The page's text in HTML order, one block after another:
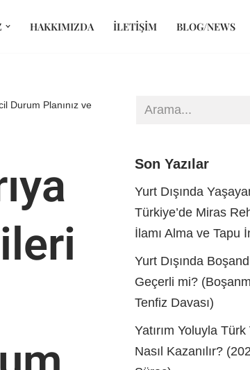
HAKKIMIZDA İLETIŞIM BLOG/NEWS
Durum Planınız ve
Son Yazılar
Yurt Dışında
Türkiye’de Miras
İlamı Alma ve Tapu
Yurt Dışında
Geçerli mi?
Tenfiz Davası)
Yatırım Yoluyla Türk
Nasıl Kazanılır?